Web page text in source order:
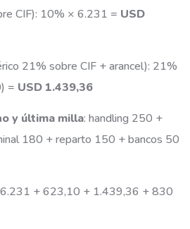
CIF): 10% × 6.231 = USD
21% sobre CIF + arancel): 21%
= USD 1.439,36
y última milla: handling 250 +
180 + reparto 150 + bancos 50
+ 623,10 + 1.439,36 + 830